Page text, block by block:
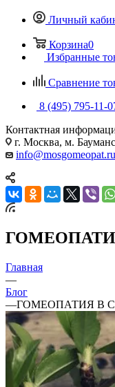
Личный
Корзина0
Избранные
Сравнение
8 (495) 795-11-
Контактная
г. Москва, м.
info@mosgomeopat.ru
Главная
—
Блог
—ГОМЕОПАТИЯ В